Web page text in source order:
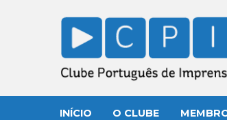
INÍCIO O CLUBE